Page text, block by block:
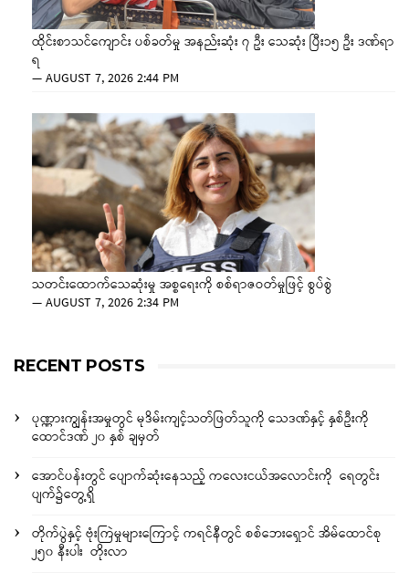
ထိုင်းစာသင်ကျောင်း ပစ်ခတ်မှု အနည်းဆုံး ၇ ဦး သေဆုံး ပြီး၁၅ ဦး ဒဏ်ရာ
ရ
—AUGUST 7, 2026 2:44 PM
သတင်းထောက်သေဆုံးမှု အစ္စရေးကို စစ်ရာဇဝတ်မှုဖြင့် စွပ်စွဲ
—AUGUST 7, 2026 2:34 PM
RECENT POSTS
ပုဏ္ဏားကျွန်းအမှုတွင် မုဒိမ်းကျင့်သတ်ဖြတ်သူကို သေဒဏ်နှင့် နှစ်ဦးကို
ထောင်ဒဏ် ၂၀ နှစ် ချမှတ်
အောင်ပန်းတွင် ပျောက်ဆုံးနေသည့် ကလေးငယ်အလောင်းကို ရေတွင်း
ပျက်၌တွေ့ရှိ
တိုက်ပွဲနှင့် ဗုံးကြဲမှုများကြောင့် ကရင်နီတွင် စစ်ဘေးရှောင် အိမ်ထောင်စု
၂၅၀ နီးပါး တိုးလာ